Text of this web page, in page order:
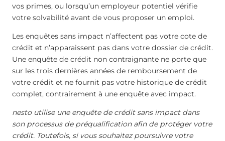
vos primes, ou lorsqu’un employeur potentiel vérifie
votre solvabilité avant de vous proposer un emploi.
Les enquêtes sans impact n’affectent pas votre cote de
crédit et n’apparaissent pas dans votre dossier de crédit.
Une enquête de crédit non contraignante ne porte que
sur les trois dernières années de remboursement de
votre crédit et ne fournit pas votre historique de crédit
complet, contrairement à une enquête avec impact.
nesto utilise une enquête de crédit sans impact dans
son processus de préqualification afin de protéger votre
crédit. Toutefois, si vous souhaitez poursuivre votre